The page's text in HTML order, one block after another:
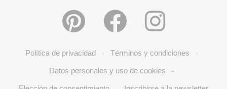
Política de privacidad - Términos y condiciones -
Datos personales y uso de cookies -